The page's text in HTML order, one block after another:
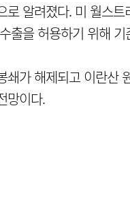
로 알려졌다. 미 월스
출을 허용하기 위해
쇄가 해제되고 이란산
망이다.